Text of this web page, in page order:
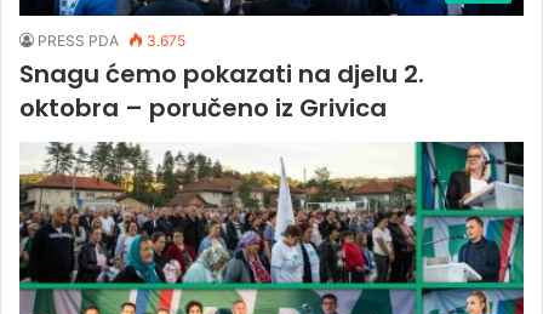
PRESS PDA 3.675
Snagu ćemo pokazati na djelu 2.
oktobra – poručeno iz Grivica